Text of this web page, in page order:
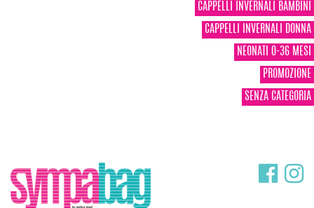
CAPPELLI INVERNALI BAMBINI
CAPPELLI INVERNALI DONNA
NEONATI 0-36 MESI
PROMOZIONE
SENZA CATEGORIA